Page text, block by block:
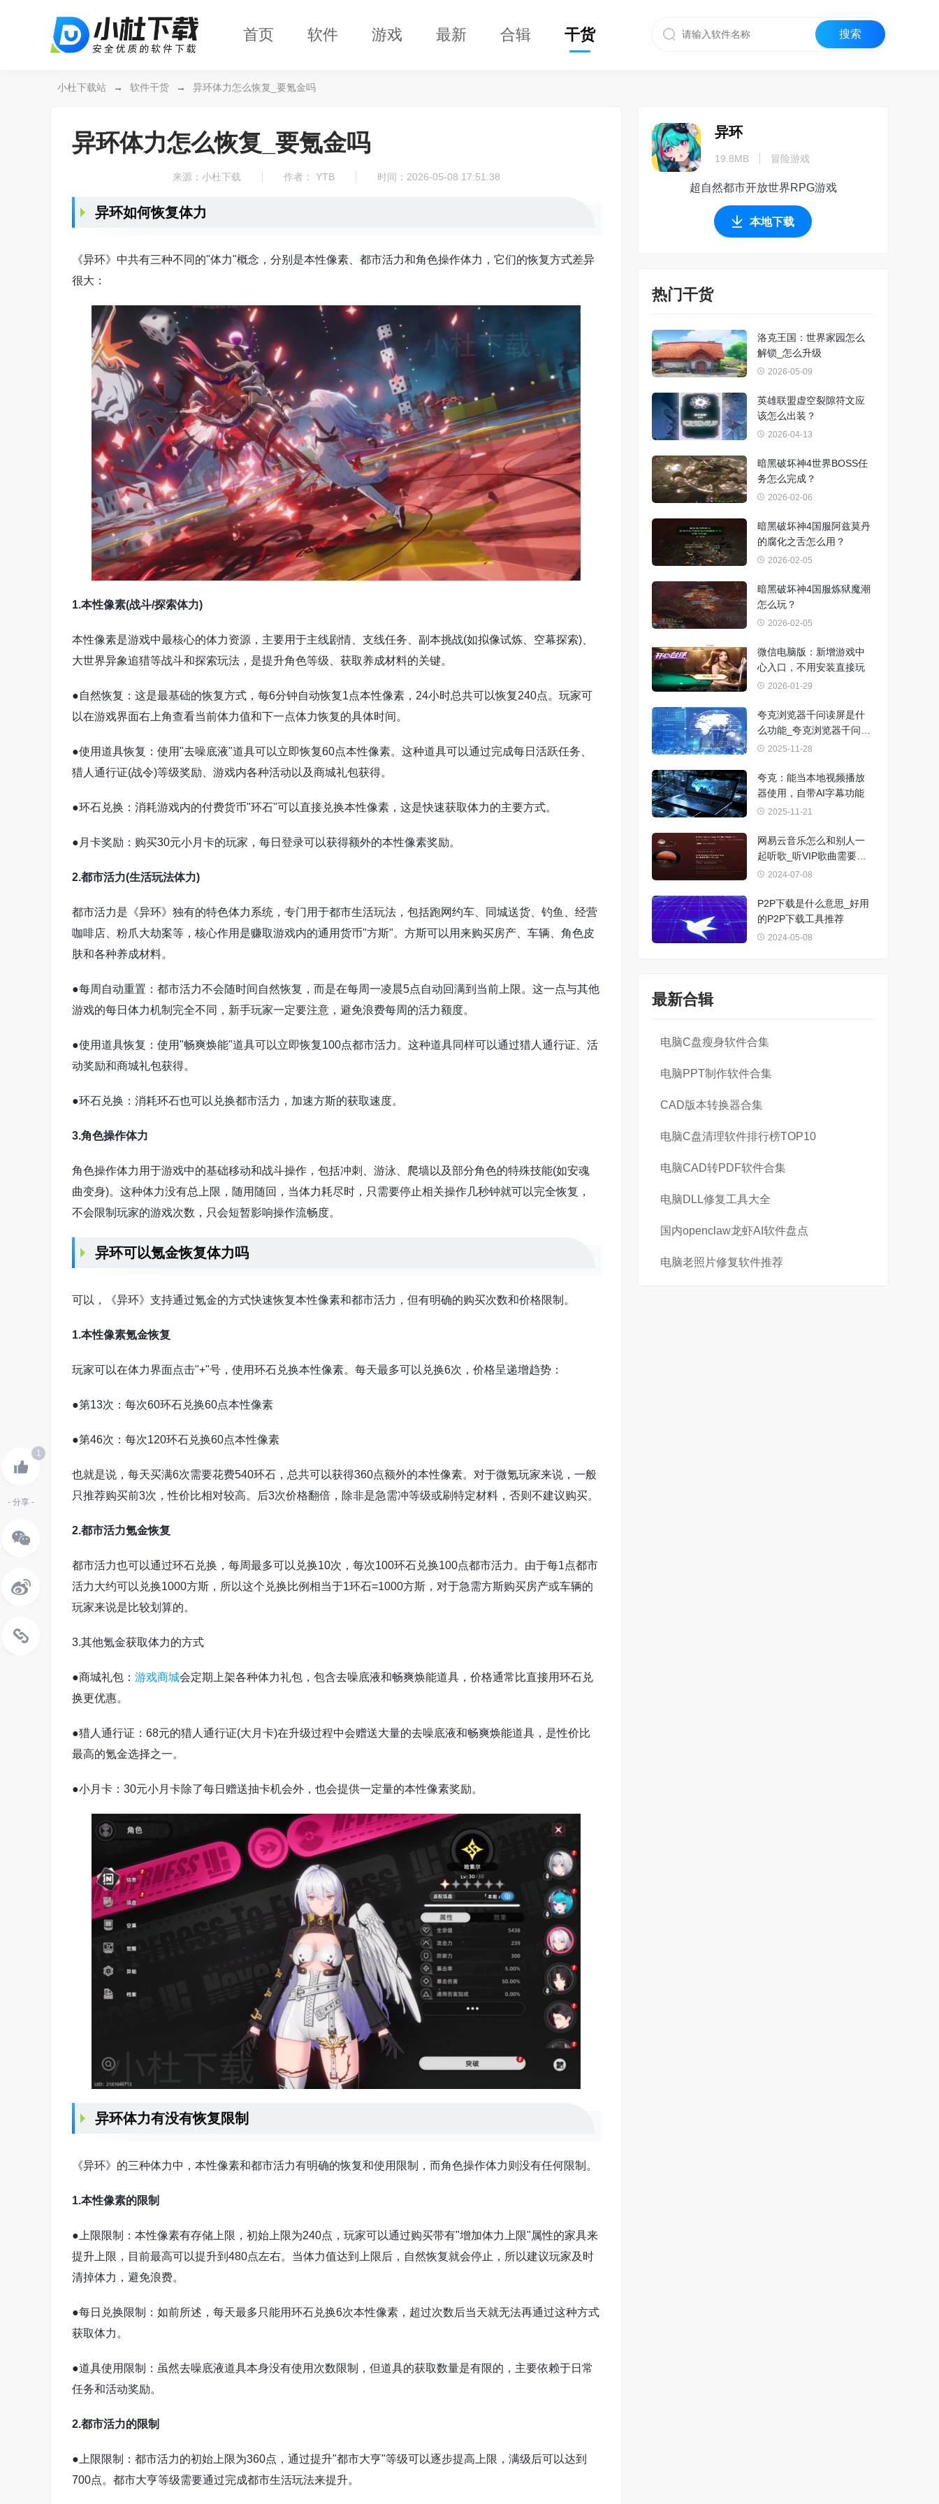
首页 软件 游戏 最新 合辑 干货
小杜下载站 → 软件干货 → 异环体力怎么恢复_要氪金吗
异环体力怎么恢复_要氪金吗
来源：小杜下载 作者： YTB 时间：2026-05-08 17:51:38
异环如何恢复体力
《异环》中共有三种不同的"体力"概念，分别是本性像素、都市活力和角色操作体力，它们的恢复方式差异
很大：
1.本性像素(战斗/探索体力)
本性像素是游戏中最核心的体力资源，主要用于主线剧情、支线任务、副本挑战(如拟像试炼、空幕探索)、
大世界异象追猎等战斗和探索玩法，是提升角色等级、获取养成材料的关键。
●自然恢复：这是最基础的恢复方式，每6分钟自动恢复1点本性像素，24小时总共可以恢复240点。玩家可
以在游戏界面右上角查看当前体力值和下一点体力恢复的具体时间。
●使用道具恢复：使用"去噪底液"道具可以立即恢复60点本性像素。这种道具可以通过完成每日活跃任务、
猎人通行证(战令)等级奖励、游戏内各种活动以及商城礼包获得。
●环石兑换：消耗游戏内的付费货币"环石"可以直接兑换本性像素，这是快速获取体力的主要方式。
●月卡奖励：购买30元小月卡的玩家，每日登录可以获得额外的本性像素奖励。
2.都市活力(生活玩法体力)
都市活力是《异环》独有的特色体力系统，专门用于都市生活玩法，包括跑网约车、同城送货、钓鱼、经营
咖啡店、粉爪大劫案等，核心作用是赚取游戏内的通用货币"方斯"。方斯可以用来购买房产、车辆、角色皮
肤和各种养成材料。
●每周自动重置：都市活力不会随时间自然恢复，而是在每周一凌晨5点自动回满到当前上限。这一点与其他
游戏的每日体力机制完全不同，新手玩家一定要注意，避免浪费每周的活力额度。
●使用道具恢复：使用"畅爽焕能"道具可以立即恢复100点都市活力。这种道具同样可以通过猎人通行证、活
动奖励和商城礼包获得。
●环石兑换：消耗环石也可以兑换都市活力，加速方斯的获取速度。
3.角色操作体力
角色操作体力用于游戏中的基础移动和战斗操作，包括冲刺、游泳、爬墙以及部分角色的特殊技能(如安魂
曲变身)。这种体力没有总上限，随用随回，当体力耗尽时，只需要停止相关操作几秒钟就可以完全恢复，
不会限制玩家的游戏次数，只会短暂影响操作流畅度。
异环可以氪金恢复体力吗
可以，《异环》支持通过氪金的方式快速恢复本性像素和都市活力，但有明确的购买次数和价格限制。
1.本性像素氪金恢复
玩家可以在体力界面点击"+"号，使用环石兑换本性像素。每天最多可以兑换6次，价格呈递增趋势：
●第13次：每次60环石兑换60点本性像素
●第46次：每次120环石兑换60点本性像素
也就是说，每天买满6次需要花费540环石，总共可以获得360点额外的本性像素。对于微氪玩家来说，一般
只推荐购买前3次，性价比相对较高。后3次价格翻倍，除非是急需冲等级或刷特定材料，否则不建议购买。
2.都市活力氪金恢复
都市活力也可以通过环石兑换，每周最多可以兑换10次，每次100环石兑换100点都市活力。由于每1点都市
活力大约可以兑换1000方斯，所以这个兑换比例相当于1环石=1000方斯，对于急需方斯购买房产或车辆的
玩家来说是比较划算的。
3.其他氪金获取体力的方式
●商城礼包： 游戏商城会定期上架各种体力礼包，包含去噪底液和畅爽焕能道具，价格通常比直接用环石兑
换更优惠。
●猎人通行证：68元的猎人通行证(大月卡)在升级过程中会赠送大量的去噪底液和畅爽焕能道具，是性价比
最高的氪金选择之一。
●小月卡：30元小月卡除了每日赠送抽卡机会外，也会提供一定量的本性像素奖励。
异环体力有没有恢复限制
《异环》的三种体力中，本性像素和都市活力有明确的恢复和使用限制，而角色操作体力则没有任何限制。
1.本性像素的限制
●上限限制：本性像素有存储上限，初始上限为240点，玩家可以通过购买带有"增加体力上限"属性的家具来
提升上限，目前最高可以提升到480点左右。当体力值达到上限后，自然恢复就会停止，所以建议玩家及时
清掉体力，避免浪费。
●每日兑换限制：如前所述，每天最多只能用环石兑换6次本性像素，超过次数后当天就无法再通过这种方式
获取体力。
●道具使用限制：虽然去噪底液道具本身没有使用次数限制，但道具的获取数量是有限的，主要依赖于日常
任务和活动奖励。
2.都市活力的限制
●上限限制：都市活力的初始上限为360点，通过提升"都市大亨"等级可以逐步提高上限，满级后可以达到
700点。都市大亨等级需要通过完成都市生活玩法来提升。
异环
19.8MB 冒险游戏
超自然都市开放世界RPG游戏
本地下载
热门干货
洛克王国：世界家园怎么
解锁_怎么升级
2026-05-09
英雄联盟虚空裂隙符文应
该怎么出装？
2026-04-13
暗黑破坏神4世界BOSS任
务怎么完成？
2026-02-06
暗黑破坏神4国服阿兹莫丹
的腐化之舌怎么用？
2026-02-05
暗黑破坏神4国服炼狱魔潮
怎么玩？
2026-02-05
微信电脑版：新增游戏中
心入口，不用安装直接玩
2026-01-29
夸克浏览器千问读屏是什
么功能_夸克浏览器千问读
屏使用方法
2025-11-28
夸克：能当本地视频播放
器使用，自带AI字幕功能
2025-11-21
网易云音乐怎么和别人一
起听歌_听VIP歌曲需要双
方都是会员吗
2024-07-08
P2P下载是什么意思_好用
的P2P下载工具推荐
2024-05-08
最新合辑
电脑C盘瘦身软件合集
电脑PPT制作软件合集
CAD版本转换器合集
电脑C盘清理软件排行榜TOP10
电脑CAD转PDF软件合集
电脑DLL修复工具大全
国内openclaw龙虾AI软件盘点
电脑老照片修复软件推荐
1
- 分享 -